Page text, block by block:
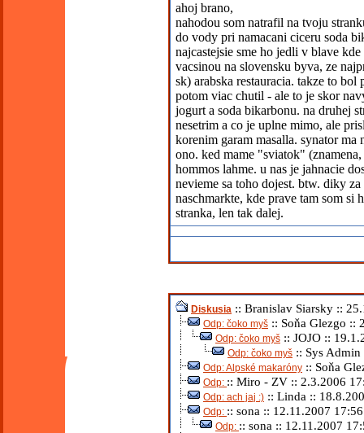
ahoj brano,
nahodou som natrafil na tvoju
do vody pri namacani ciceru soda
najcastejsie sme ho jedli v blave
vacsinou na slovensku byva, ze
sk) arabska restauracia. takze to
potom viac chutil - ale to je skor
jogurt a soda bikarbonu. na druhej
nesetrim a co je uplne mimo, ale
korenim garam masalla. synator ma
ono. ked mame "sviatok"
hommos lahme. u nas je jahnacie
nevieme sa toho dojest. btw. diky
naschmarkte, kde prave tam som si
stranka, len tak dalej.
Diskusia :: Branislav Siarsky ::
Odp: čoko myš :: Soňa Glezgo ::
Odp: čoko myš :: JOJO ::
Odp: čoko myš :: Sys
Odp: Alpské makaróny :: Soňa
Odp: :: Miro - ZV :: 2.3.2006
Odp: ach jaj :) :: Linda ::
Odp: :: sona :: 12.11.2007 17:56
Odp: :: sona :: 12.11.2007